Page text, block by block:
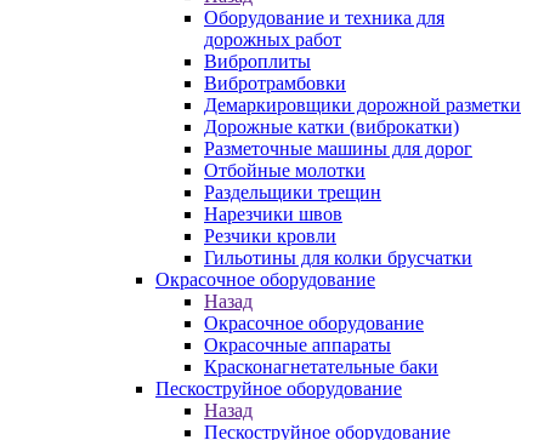
Оборудование и техника для
дорожных работ
Виброплиты
Вибротрамбовки
Демаркировщики дорожной разметки
Дорожные катки (виброкатки)
Разметочные машины для дорог
Отбойные молотки
Раздельщики трещин
Нарезчики швов
Резчики кровли
Гильотины для колки брусчатки
Окрасочное оборудование
Назад
Окрасочное оборудование
Окрасочные аппараты
Красконагнетательные баки
Пескоструйное оборудование
Назад
Пескоструйное оборудование